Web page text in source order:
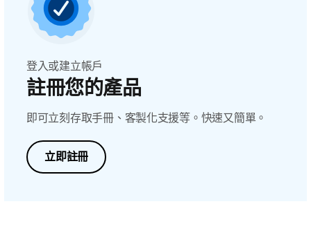
登入或建立帳戶
註冊您的產品
即可立刻存取手冊、客製化支援等。快速又簡單。
立即註冊